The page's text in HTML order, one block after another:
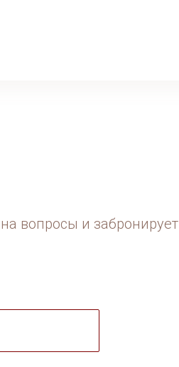
вопросы и забронирует